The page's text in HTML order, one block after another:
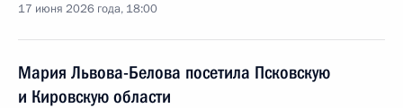
17 июня 2026 года, 18:00
Мария Львова-Белова посетила Псковскую
и Кировскую области